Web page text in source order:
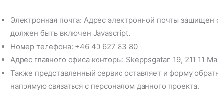
Электронная почта: Адрес электронной почты
должен быть включен Javascript.
Номер телефона: +46 40 627 83 80
Адрес главного офиса конторы: Skeppsgatan 19, 211 11
Также представленный сервис оставляет и форму
напрямую связаться с персоналом данного проекта.